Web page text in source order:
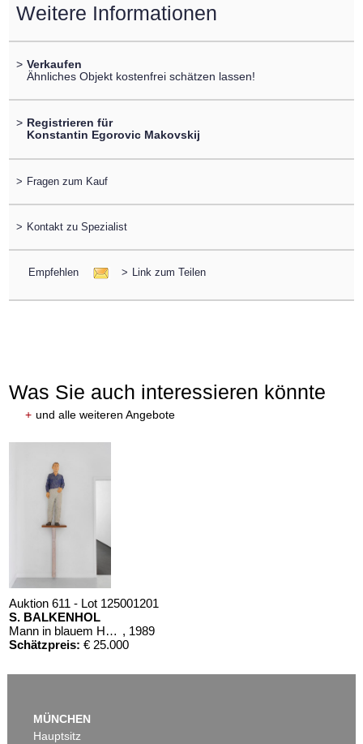
Weitere Informationen
> Verkaufen
Ähnliches Objekt kostenfrei schätzen lassen!
> Registrieren für
Konstantin Egorovic Makovskij
> Fragen zum Kauf
> Kontakt zu Spezialist
Empfehlen > Link zum Teilen
Was Sie auch interessieren könnte
+ und alle weiteren Angebote
Auktion 611 - Lot 125001201
S. BALKENHOL
Mann in blauem Hemd , 1989
Schätzpreis: € 25.000
MÜNCHEN
Hauptsitz